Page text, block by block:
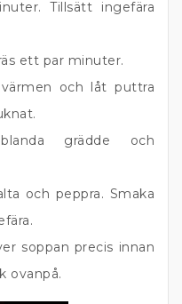
Tillsätt ingefära
ett par minuter.
och låt puttra
grädde och
och peppra. Smaka
soppan precis innan
ovanpå.